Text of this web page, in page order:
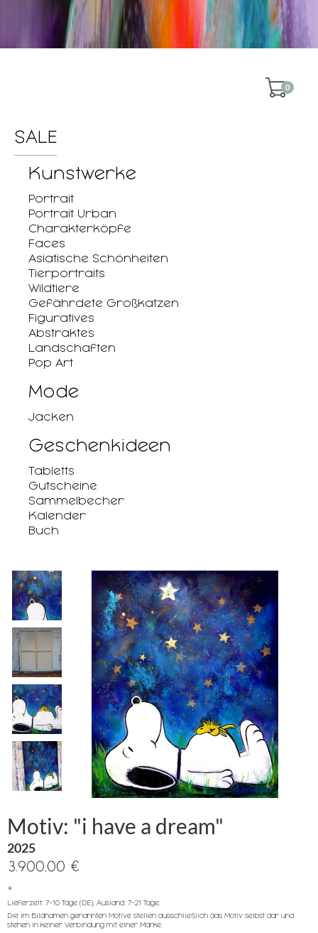
0
SALE
Kunstwerke
Portrait
Portrait Urban
Charakterköpfe
Faces
Asiatische Schönheiten
Tierportraits
Wildtiere
Gefährdete Großkatzen
Figuratives
Abstraktes
Landschaften
Pop Art
Mode
Jacken
Geschenkideen
Tabletts
Gutscheine
Sammelbecher
Kalender
Buch
Motiv: "i have a dream"
2025
3.900,00 €
*
Lieferzeit: 7-10 Tage (DE), Ausland: 7-21 Tage.
Die im Bildnamen genannten Motive stellen ausschließlich das Motiv selbst dar und
stehen in keiner Verbindung mit einer Marke.